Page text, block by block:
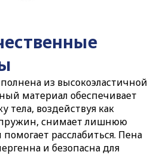
из высокоэластичной
материал обеспечивает
тела, воздействуя как
снимает лишнюю
расслабиться. Пена
и безопасна для